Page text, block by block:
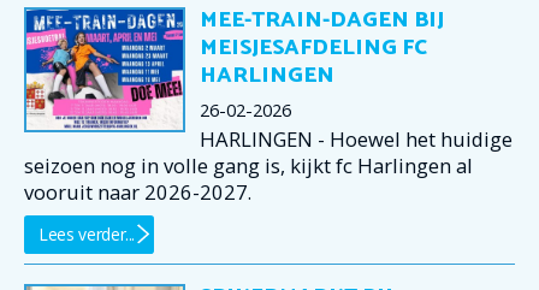
MEE-TRAIN-DAGEN BIJ
MEISJESAFDELING FC
HARLINGEN
26-02-2026
HARLINGEN - Hoewel het huidige
seizoen nog in volle gang is, kijkt fc Harlingen al
vooruit naar 2026-2027.
Lees verder...